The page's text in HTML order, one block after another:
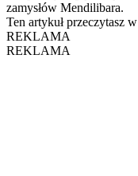
zamysłów Mendilibara.
Ten artykuł przeczytasz w
REKLAMA
REKLAMA